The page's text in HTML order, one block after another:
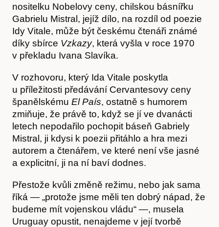
nositelku Nobelovy ceny, chilskou básnířku
Gabrielu Mistral, jejíž dílo, na rozdíl od poezie
Idy Vitale, může být českému čtenáři známé
díky sbírce Vzkazy, která vyšla v roce 1970
v překladu Ivana Slavíka.
V rozhovoru, který Ida Vitale poskytla
u příležitosti předávání Cervantesovy ceny
španělskému El País, ostatně s humorem
zmiňuje, že právě to, když se jí ve dvanácti
letech nepodařilo pochopit báseň Gabriely
Mistral, ji kdysi k poezii přitáhlo a hra mezi
autorem a čtenářem, ve které není vše jasné
a explicitní, ji na ní baví dodnes.
Přestože kvůli změně režimu, nebo jak sama
říká — „protože jsme měli ten dobrý nápad, že
budeme mít vojenskou vládu“ —, musela
Uruguay opustit, nenajdeme v její tvorbě